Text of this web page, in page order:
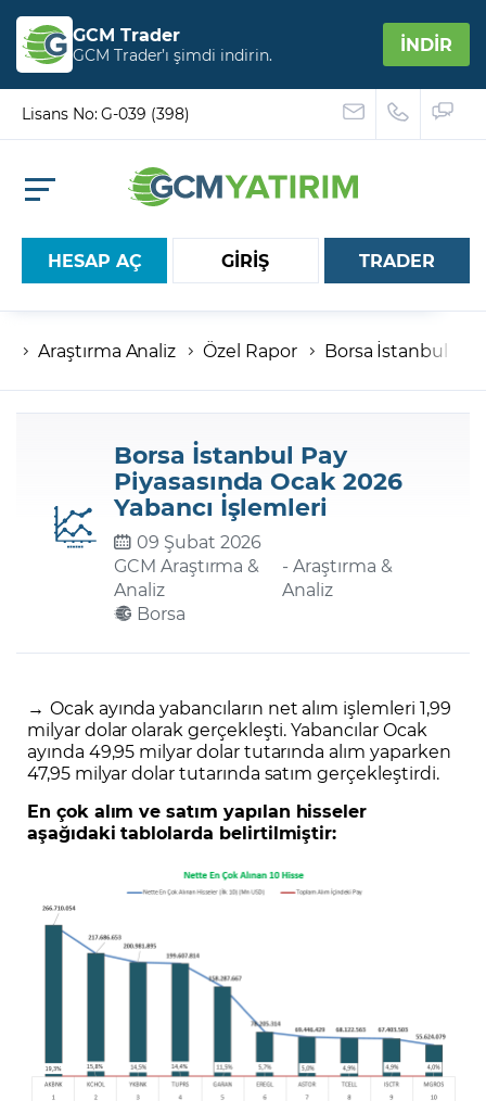
GCM Trader
GCM Trader’ı şimdi indirin. İNDİR
Lisans No: G-039 (398)
HESAP AÇ GİRİŞ
Hesap numaranız
Şifreniz
Şifremi Unuttum
TRADER
Araştırma Analiz Özel Rapor Borsa İstanbul Pay
Borsa İstanbul Pay
Piyasasında Ocak 2026
Yabancı İşlemleri
09 Şubat 2026
GCM Araştırma &
Analiz
- Araştırma &
Analiz
Borsa
→ Ocak ayında yabancıların net alım işlemleri 1,99
milyar dolar olarak gerçekleşti. Yabancılar Ocak
ayında 49,95 milyar dolar tutarında alım yaparken
47,95 milyar dolar tutarında satım gerçekleştirdi.
En çok alım ve satım yapılan hisseler
aşağıdaki tablolarda belirtilmiştir: